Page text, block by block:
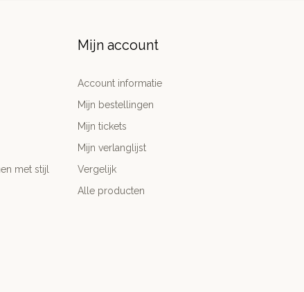
met stijl
Mijn account
Account informatie
Mijn bestellingen
Mijn tickets
Mijn verlanglijst
Vergelijk
Alle producten